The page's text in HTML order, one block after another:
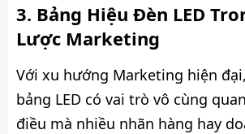
Bảng Hiệu Đèn LED
Lược Marketing
Với xu hướng Marketing hiện
bảng LED có vai trò vô cùng
điều mà nhiều nhãn hàng hay